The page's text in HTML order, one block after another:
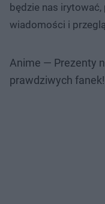
będzie nas
wiadomości i
Anime — Prezenty
prawdziwych fanek!